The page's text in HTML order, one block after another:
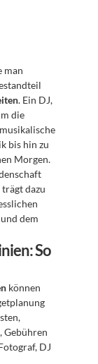
man
. Ein DJ,
die
bis hin zu
Morgen.
dazu
dem
So
können
Gebühren
DJ